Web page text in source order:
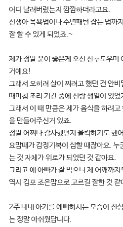
어디 날려버렸는지 깜깜하더라고요.
신생아 목욕법이나 수면패턴 잡는 법까
잘 할 수 있게 되었죠.~
제가 정말 운이 좋은게 오신 산후도우미
거예요!
그래서 오히려 살이 찌려고 했던 건 안비
때마침 조리 기간 중에 신랑 생일이 있었
그래서 이 때 만큼은 제가 음식을 하려
을 만들어주신거 있죠.
정말 어찌나 감사했던지 울컥하기도 했
요맘때가 감정기복이 심할 때잖아요. 누
는 것 자체가 위로가 되었던 것 같아요.
그리고 애 아빠가 잘 먹으니 제 어깨까지
역시 김포 조은맘으로 고르길 잘한 것 같
2주 내내 아기를 예뻐하시는 모습이 진
는 정말 아쉬웠답니다.